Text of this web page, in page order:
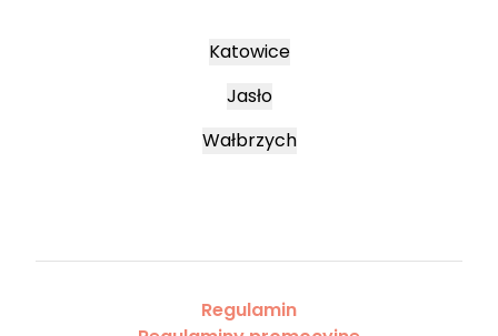
Katowice
Jasło
Wałbrzych
Regulamin